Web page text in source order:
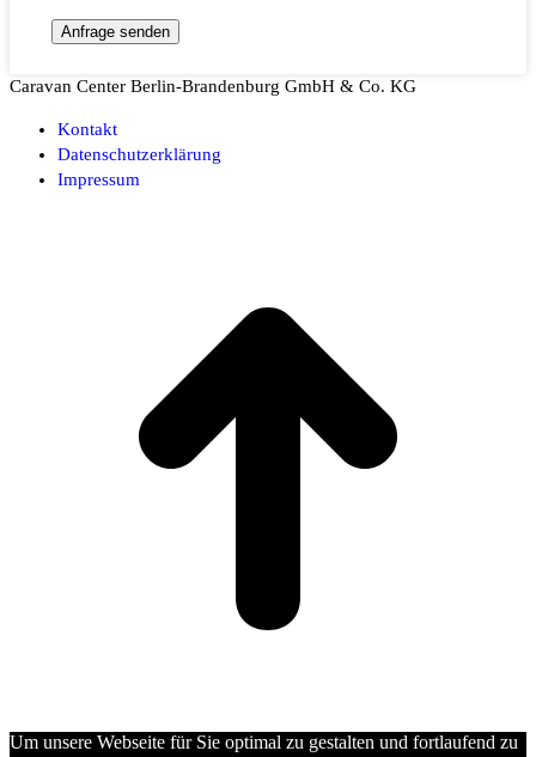
Caravan Center Berlin-Brandenburg GmbH & Co. KG
Kontakt
Datenschutzerklärung
Impressum
Um unsere Webseite für Sie optimal zu gestalten und fortlaufend zu